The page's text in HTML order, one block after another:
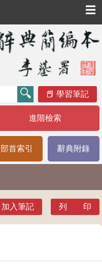
☰
學習筆記
進階檢索
部首索引 辭典附錄
加入筆記 列 印